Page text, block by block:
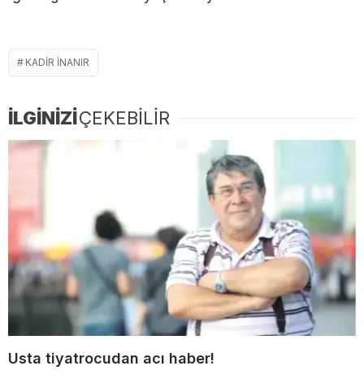
KADIR INANIR
İLGİNİZİÇEKEBİLİR
Usta tiyatrocudan acı haber!